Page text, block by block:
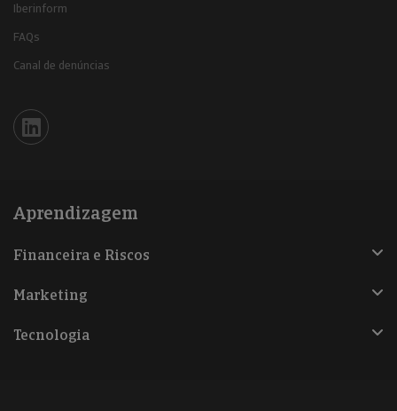
Iberinform
FAQs
Canal de denúncias
Iberinform en Linkedin
Aprendizagem
Financeira e Riscos
Marketing
Tecnologia